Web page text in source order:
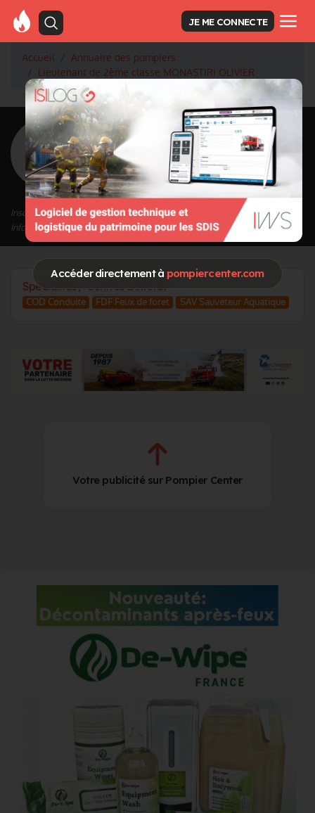
Accéder directement à pompiercenter.com
JE ME CONNECTE
Accueil
Annuaire des pompiers
Lieutenant de 2ème classe MONASTIRI OLIVIER
< Retour à la liste des pompiers
MONASTIRI
OLIVIER
Grade : Lieutenant de 2ème classe
Inscrit depuis le 11/09/2020 à 17:29
Informations mises à jour le 25/02/2021 à 08:05
Spécialités / Centres d'intérêt
COD Conduite FDF Feux de foret SAV Sauveteur Aquatique
Votre publicité sur Pompier Center